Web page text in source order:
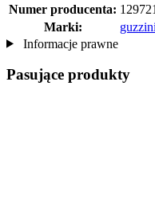
Numer producenta:
Marki:
guzzini
Informacje prawne
Pasujące produkty